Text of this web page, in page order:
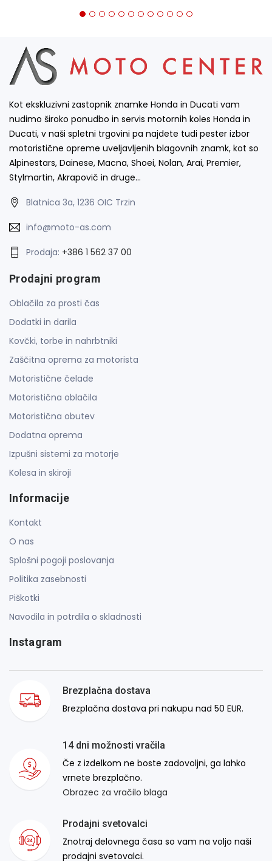
Kot ekskluzivni zastopnik znamke Honda in Ducati vam
nudimo široko ponudbo in servis motornih koles Honda in
Ducati, v naši spletni trgovini pa najdete tudi pester izbor
motoristične opreme uveljavljenih blagovnih znamk, kot so
Alpinestars, Dainese, Macna, Shoei, Nolan, Arai, Premier,
Stylmartin, Akrapovič in druge…
Blatnica 3a, 1236 OIC Trzin
info@moto-as.com
Prodaja: +386 1 562 37 00
Prodajni program
Oblačila za prosti čas
Dodatki in darila
Kovčki, torbe in nahrbtniki
Zaščitna oprema za motorista
Motoristične čelade
Motoristična oblačila
Motoristična obutev
Dodatna oprema
Izpušni sistemi za motorje
Kolesa in skiroji
Informacije
Kontakt
O nas
Splošni pogoji poslovanja
Politika zasebnosti
Piškotki
Navodila in potrdila o skladnosti
Instagram
Brezplačna dostava
Brezplačna dostava pri nakupu nad 50 EUR.
14 dni možnosti vračila
Če z izdelkom ne boste zadovoljni, ga lahko
vrnete brezplačno.
Obrazec za vračilo blaga
Prodajni svetovalci
Znotraj delovnega časa so vam na voljo naši
prodajni svetovalci.